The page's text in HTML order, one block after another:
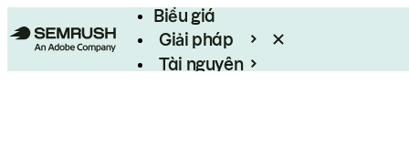
Biểu giá
Giải pháp
Tài nguyên